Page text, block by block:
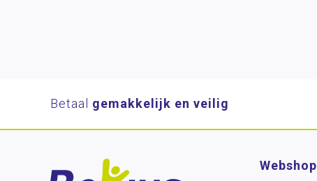
Betaal gemakkelijk en veilig
Webshop